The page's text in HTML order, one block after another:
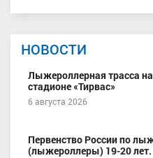
НОВОСТИ
Лыжероллерная трасса
стадионе «Тирвас»
6 августа 2026
Первенство России по
(лыжероллеры) 19-20 лет.